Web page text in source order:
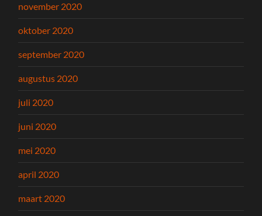
november 2020
oktober 2020
september 2020
augustus 2020
juli 2020
juni 2020
mei 2020
april 2020
maart 2020